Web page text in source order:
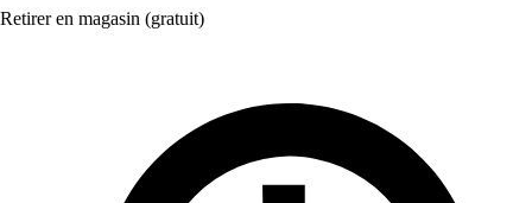
Retirer en magasin (gratuit)